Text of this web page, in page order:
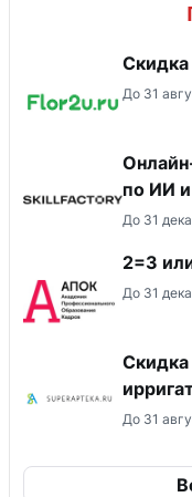
Скидка
До 31
по ИИ
До 31
2=3
До 31
До 31